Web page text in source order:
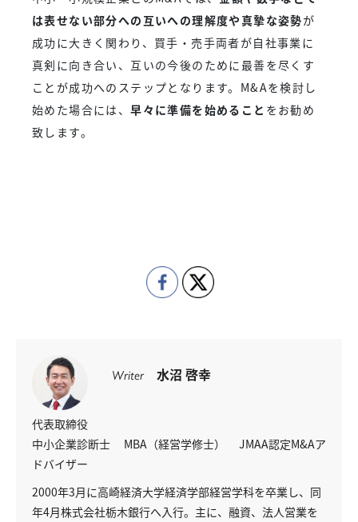
は表せない部分への互いへの理解度や真摯な姿勢が
成功に大きく関わり、買手・売手両者が自社事業に
真剣に向き合い、互いの今後のために最善を尽くす
ことが成功へのステップとなります。M&Aを検討し
始めた場合には、早々に準備を始めること をお勧め
致します。
Writer 水沼 啓幸
代表取締役
中小企業診断士 MBA（経営学修士） JMAA認定M&Aア
ドバイザー
2000年3月に高崎経済大学経済学部経営学科を卒業し、同
年4月株式会社栃木銀行へ入行。主に、融資、法人営業を